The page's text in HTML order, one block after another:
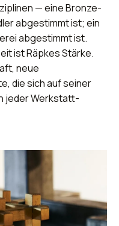
— eine Bronze-
abgestimmt ist; ein
abgestimmt ist.
ist Räpkes Stärke.
neue
die sich auf seiner
jeder Werkstatt-